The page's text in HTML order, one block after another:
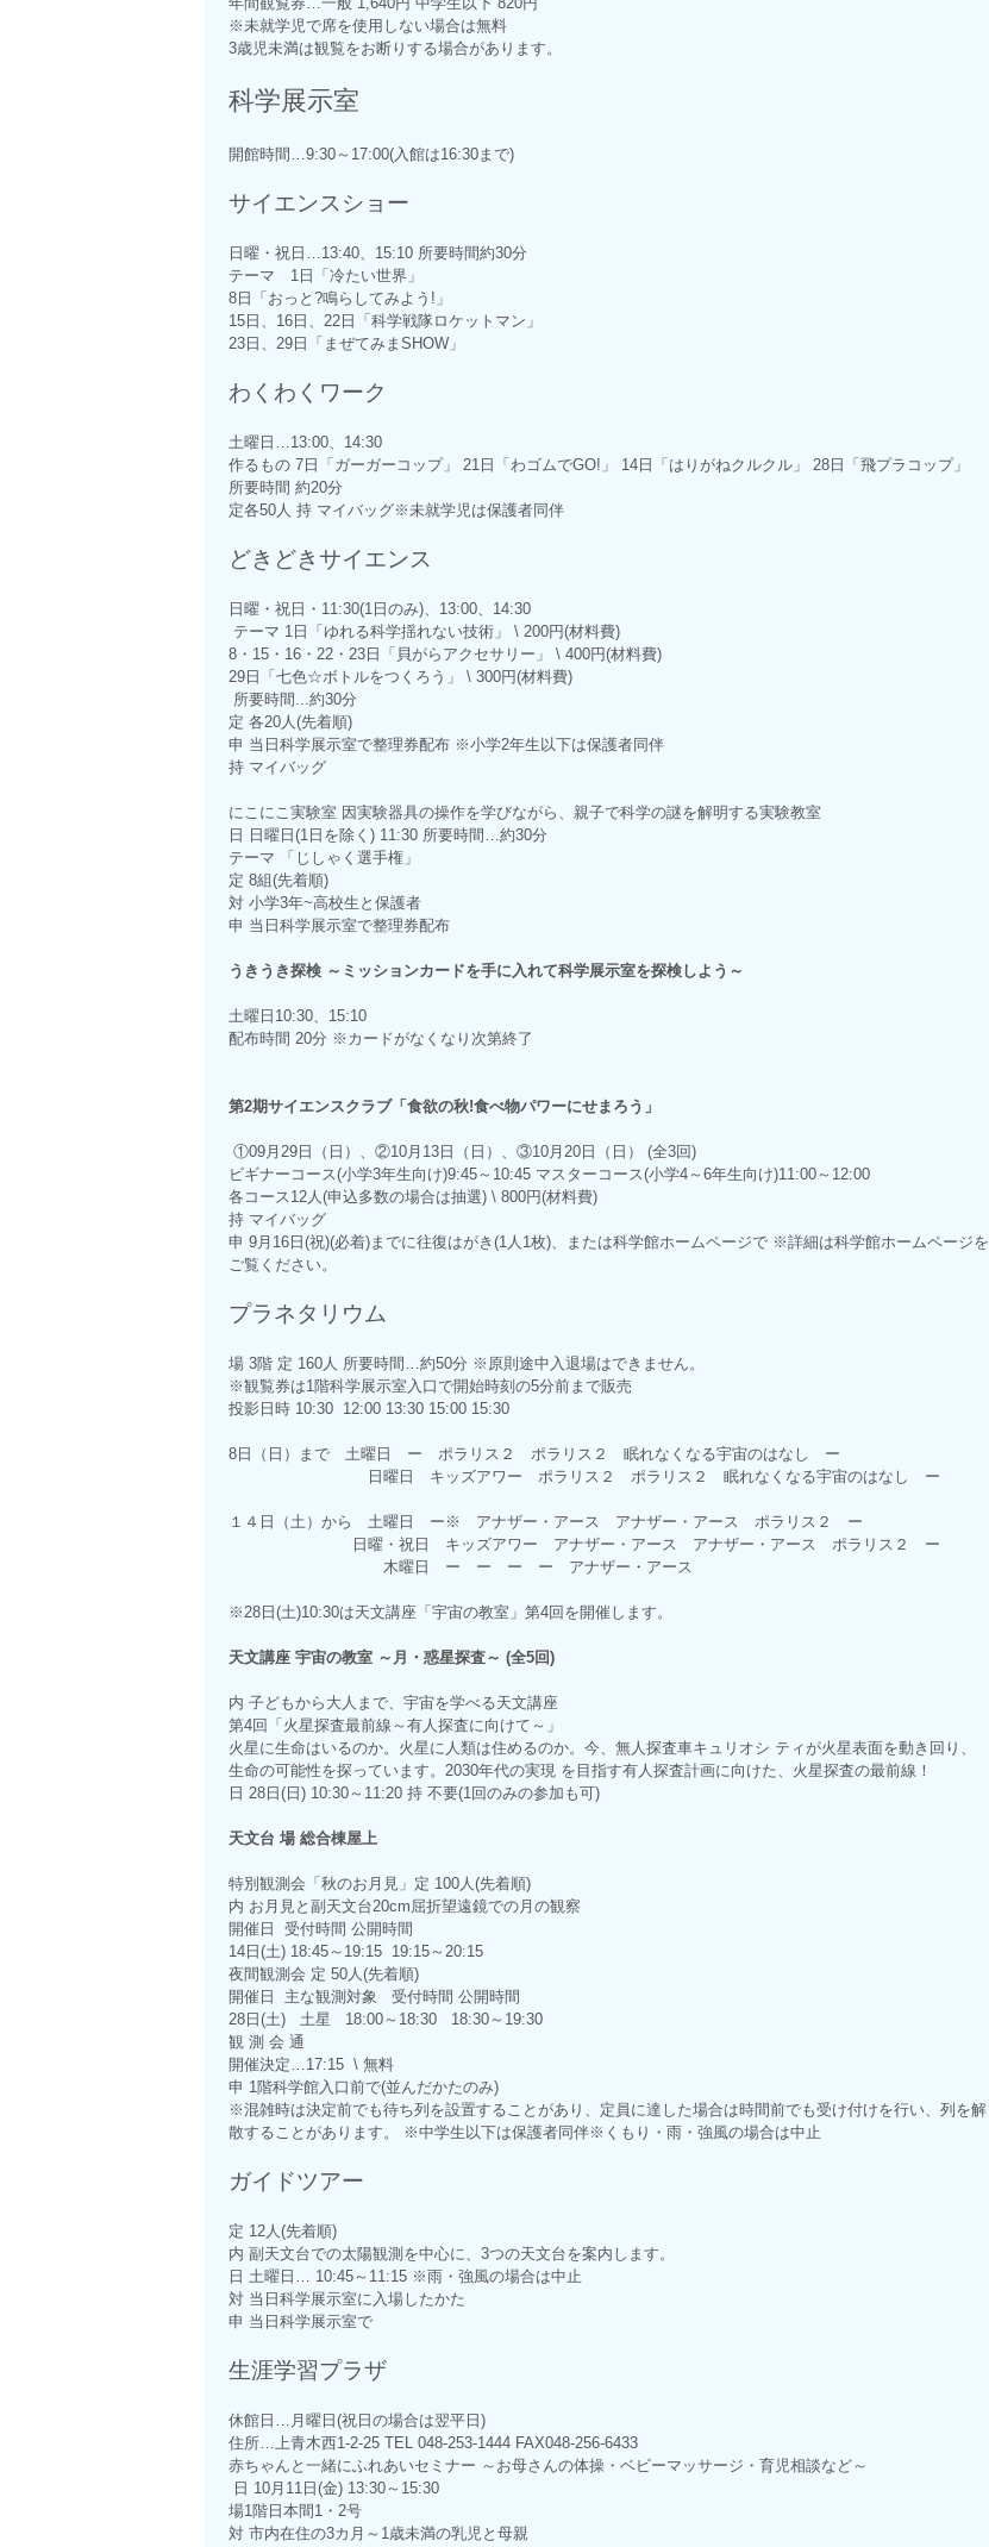
※未就学児で席を使用しない場合は無料
3歳児未満は観覧をお断りする場合があります。
科学展示室
開館時間…9:30～17:00(入館は16:30まで)
サイエンスショー
日曜・祝日…13:40、15:10 所要時間約30分
テーマ 1日「冷たい世界」
8日「おっと?鳴らしてみよう!」
15日、16日、22日「科学戦隊ロケットマン」
23日、29日「まぜてみまSHOW」
わくわくワーク
土曜日…13:00、14:30
作るもの 7日「ガーガーコップ」 21日「わゴムでGO!」 14日「はりがねクルクル」 28日「飛プラコップ」
所要時間 約20分
定各50人 持 マイバッグ※未就学児は保護者同伴
どきどきサイエンス
日曜・祝日・11:30(1日のみ)、13:00、14:30
テーマ 1日「ゆれる科学揺れない技術」 \ 200円(材料費)
8・15・16・22・23日「貝がらアクセサリー」 \ 400円(材料費)
29日「七色☆ボトルをつくろう」 \ 300円(材料費)
所要時間...約30分
定 各20人(先着順)
申 当日科学展示室で整理券配布 ※小学2年生以下は保護者同伴
持 マイバッグ
にこにこ実験室 因実験器具の操作を学びながら、親子で科学の謎を解明する実験教室
日 日曜日(1日を除く) 11:30 所要時間…約30分
テーマ 「じしゃく選手権」
定 8組(先着順)
対 小学3年~高校生と保護者
申 当日科学展示室で整理券配布
うきうき探検 ～ミッションカードを手に入れて科学展示室を探検しよう～
土曜日10:30、15:10
配布時間 20分 ※カードがなくなり次第終了
第2期サイエンスクラブ「食欲の秋!食べ物パワーにせまろう」
①09月29日（日）、②10月13日（日）、③10月20日（日） (全3回)
ビギナーコース(小学3年生向け)9:45～10:45 マスターコース(小学4～6年生向け)11:00～12:00
各コース12人(申込多数の場合は抽選) \ 800円(材料費)
持 マイバッグ
申 9月16日(祝)(必着)までに往復はがき(1人1枚)、または科学館ホームページで ※詳細は科学館ホームページを
ご覧ください。
プラネタリウム
場 3階 定 160人 所要時間…約50分 ※原則途中入退場はできません。
※観覧券は1階科学展示室入口で開始時刻の5分前まで販売
投影日時 10:30 12:00 13:30 15:00 15:30
8日（日）まで 土曜日 ー ポラリス２ ポラリス２ 眠れなくなる宇宙のはなし ー
日曜日 キッズアワー ポラリス２ ポラリス２ 眠れなくなる宇宙のはなし ー
１４日（土）から 土曜日 ー※ アナザー・アース アナザー・アース ポラリス２ ー
日曜・祝日 キッズアワー アナザー・アース アナザー・アース ポラリス２ ー
木曜日 ー ー ー ー アナザー・アース
※28日(土)10:30は天文講座「宇宙の教室」第4回を開催します。
天文講座 宇宙の教室 ～月・惑星探査～ (全5回)
内 子どもから大人まで、宇宙を学べる天文講座
第4回「火星探査最前線～有人探査に向けて～」
火星に生命はいるのか。火星に人類は住めるのか。今、無人探査車キュリオシ ティが火星表面を動き回り、
生命の可能性を探っています。2030年代の実現 を目指す有人探査計画に向けた、火星探査の最前線！
日 28日(日) 10:30～11:20 持 不要(1回のみの参加も可)
天文台 場 総合棟屋上
特別観測会「秋のお月見」定 100人(先着順)
内 お月見と副天文台20cm屈折望遠鏡での月の観察
開催日 受付時間 公開時間
14日(土) 18:45～19:15 19:15～20:15
夜間観測会 定 50人(先着順)
開催日 主な観測対象 受付時間 公開時間
28日(土) 土星 18:00～18:30 18:30～19:30
観 測 会 通
開催決定…17:15 \ 無料
申 1階科学館入口前で(並んだかたのみ)
※混雑時は決定前でも待ち列を設置することがあり、定員に達した場合は時間前でも受け付けを行い、列を解
散することがあります。 ※中学生以下は保護者同伴※くもり・雨・強風の場合は中止
ガイドツアー
定 12人(先着順)
内 副天文台での太陽観測を中心に、3つの天文台を案内します。
日 土曜日… 10:45～11:15 ※雨・強風の場合は中止
対 当日科学展示室に入場したかた
申 当日科学展示室で
生涯学習プラザ
休館日…月曜日(祝日の場合は翌平日)
住所…上青木西1-2-25 TEL 048-253-1444 FAX048-256-6433
赤ちゃんと一緒にふれあいセミナー ～お母さんの体操・ベビーマッサージ・育児相談など～
日 10月11日(金) 13:30～15:30
場1階日本間1・2号
対 市内在住の3カ月～1歳未満の乳児と母親